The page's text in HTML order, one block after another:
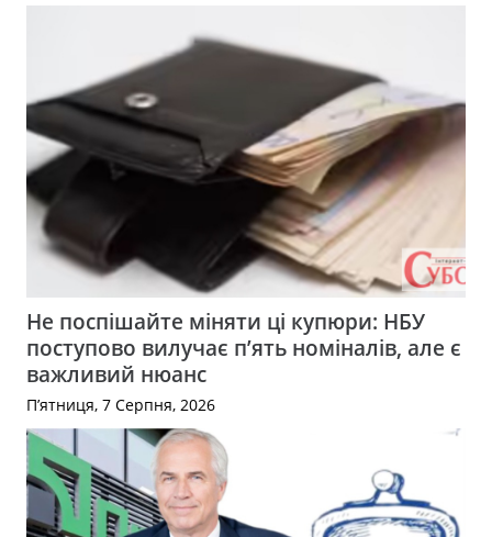
Не поспішайте міняти ці купюри: НБУ
поступово вилучає п’ять номіналів, але є
важливий нюанс
П’ятниця, 7 Серпня, 2026